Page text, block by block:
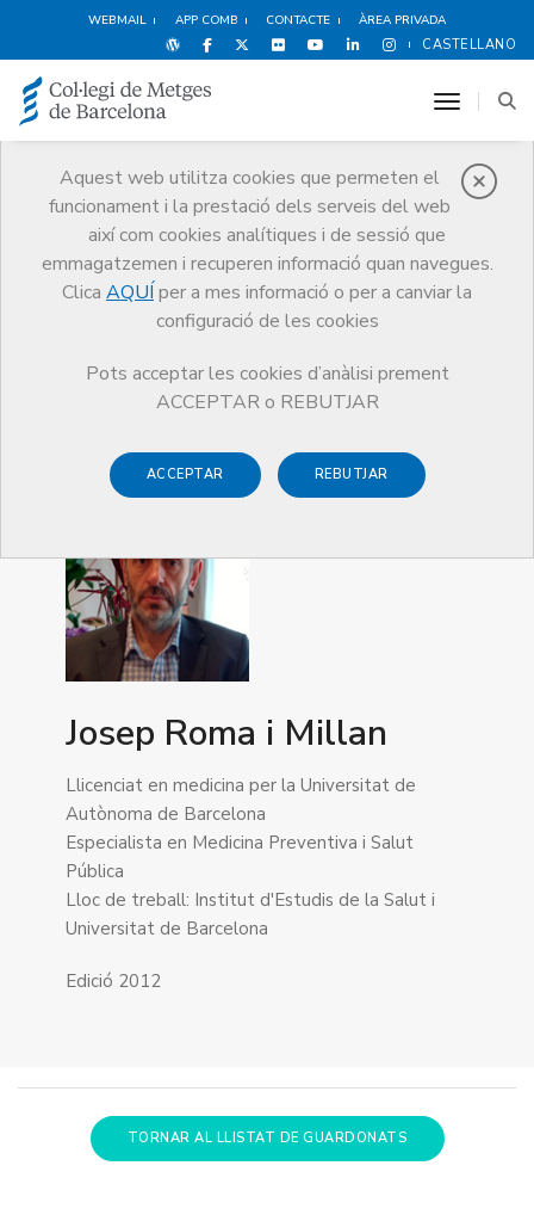
WEBMAIL APP COMB CONTACTE ÀREA PRIVADA
CASTELLANO
Aquest web utilitza cookies que permeten el
funcionament i la prestació dels serveis del web
així com cookies analítiques i de sessió que
emmagatzemen i recuperen informació quan navegues.
Clica AQUÍ per a mes informació o per a canviar la
configuració de les cookies
Pots acceptar les cookies d’anàlisi prement
ACCEPTAR o REBUTJAR
ACCEPTAR REBUTJAR
toggle
Premis
Premis Guardonat Edició 2012
Guardonat Edició 2012
Josep Roma i Millan
Llicenciat en medicina per la Universitat de
Autònoma de Barcelona
Especialista en Medicina Preventiva i Salut
Pública
Lloc de treball: Institut d'Estudis de la Salut i
Universitat de Barcelona
Edició 2012
TORNAR AL LLISTAT DE GUARDONATS